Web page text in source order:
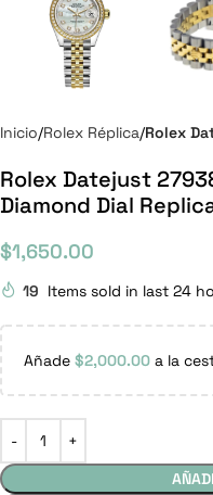
Inicio Rolex Réplica Rolex
Rolex Datejust
Diamond Dial
$1,650.00
19 Items sold in last 24
Añade $2,000.00 a la